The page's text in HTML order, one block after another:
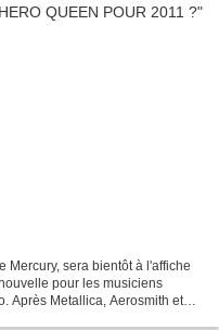
Mercury, sera bientôt à l'affiche
pour les musiciens
Après Metallica, Aerosmith et